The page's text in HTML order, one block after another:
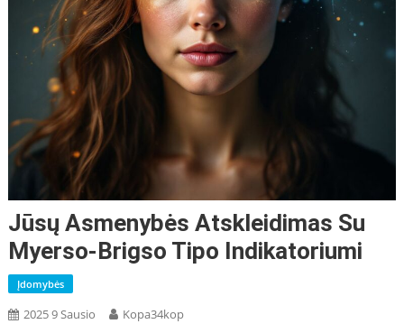
Jūsų Asmenybės Atskleidimas Su
Myerso-Brigso Tipo Indikatoriumi
Įdomybės
2025 9 Sausio Kopa34kop